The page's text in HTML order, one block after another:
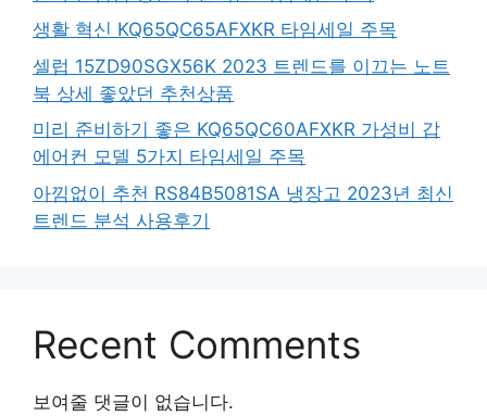
생활 혁신 KQ65QC65AFXKR 타임세일 주목
셀럽 15ZD90SGX56K 2023 트렌드를 이끄는 노트
북 상세 좋았던 추천상품
미리 준비하기 좋은 KQ65QC60AFXKR 가성비 갑
에어컨 모델 5가지 타임세일 주목
아낌없이 추천 RS84B5081SA 냉장고 2023년 최신
트렌드 분석 사용후기
Recent Comments
보여줄 댓글이 없습니다.